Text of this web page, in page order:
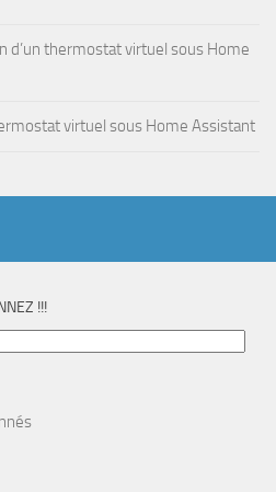
d’un thermostat virtuel sous Home
virtuel sous Home Assistant
!!!